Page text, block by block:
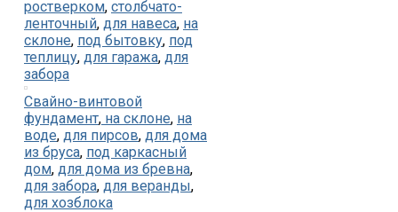
ростверком, столбчато-
ленточный, для навеса, на
склоне, под бытовку, под
теплицу, для гаража, для
забора
Свайно-винтовой
фундамент, на склоне, на
воде, для пирсов, для дома
из бруса, под каркасный
дом, для дома из бревна,
для забора, для веранды,
для хозблока